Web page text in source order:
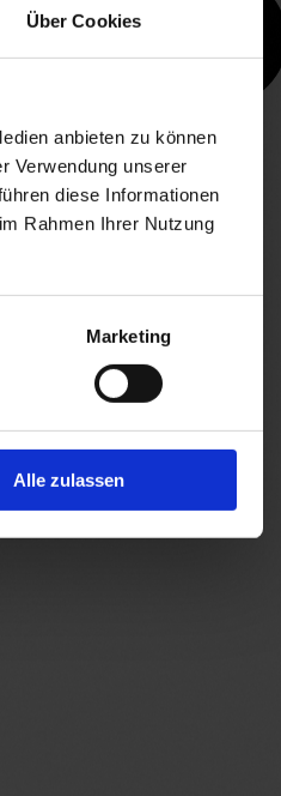
Über Cookies
anbieten zu können
Verwendung unserer
diese Informationen
Rahmen Ihrer Nutzung
Marketing
Alle zulassen